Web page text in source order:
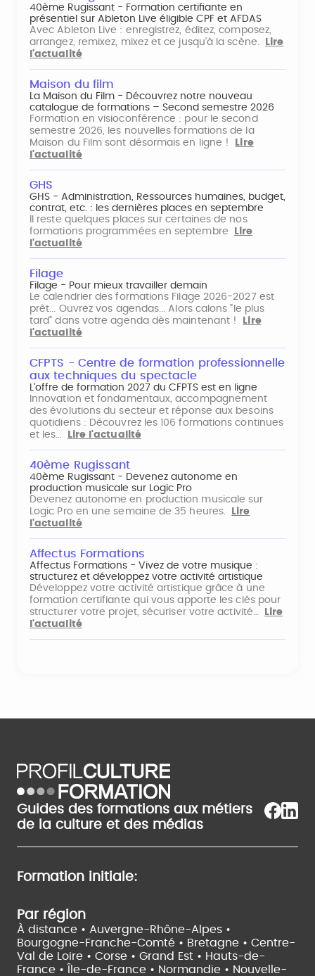
40ème Rugissant - Formation certifiante en
présentiel sur Ableton Live éligible CPF et AFDAS
Avec Ableton Live : enregistrez, éditez, composez,
arrangez, remixez, mixez et ce jusqu'à la scène.
Lire
l'actualité
Maison du film
La Maison du Film - Découvrez notre nouveau
catalogue de formations – Second semestre 2026
Formation en visioconférence : pour le second
semestre 2026, les nouvelles formations de la
Maison du Film sont désormais en ligne !
Lire
l'actualité
GHS
GHS - Administration, Ressources humaines, budget,
contrat, etc. : les dernières places en septembre
Il reste quelques places sur certaines de nos
formations programmées en septembre
Lire
l'actualité
Filage
Filage - Pour mieux travailler demain
Le calendrier des formations Filage 2026-2027 est
prêt... Ouvrez vos agendas... Alors calons "le plus
tard" dans votre agenda dès maintenant !
Lire
l'actualité
CFPTS - Centre de formation professionnelle
aux techniques du spectacle
L’offre de formation 2027 du CFPTS est en ligne
Innovation et fondamentaux, accompagnement
des évolutions du secteur et réponse aux besoins
quotidiens : Découvrez les 106 formations continues
et les…
Lire l'actualité
40ème Rugissant
40ème Rugissant - Devenez autonome en
production musicale sur Logic Pro
Devenez autonome en production musicale sur
Logic Pro en une semaine de 35 heures.
Lire
l'actualité
Affectus Formations
Affectus Formations - Vivez de votre musique :
structurez et développez votre activité artistique
Développez votre activité artistique grâce à une
formation certifiante qui vous apporte les clés pour
structurer votre projet, sécuriser votre activité…
Lire
l'actualité
Guides des formations aux métiers
de la culture et des médias
Formation initiale:
Par région
À distance • Auvergne-Rhône-Alpes •
Bourgogne-Franche-Comté • Bretagne • Centre-
Val de Loire • Corse • Grand Est • Hauts-de-
France •
Île-de-France • Normandie • Nouvelle-